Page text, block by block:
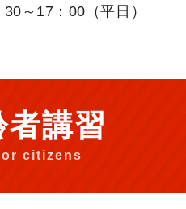
～17：00（平日）
者講習
citizens